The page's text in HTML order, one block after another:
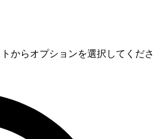
からオプションを選択してくださ